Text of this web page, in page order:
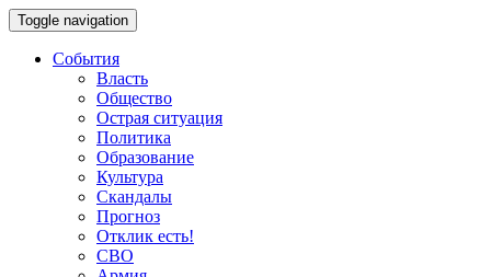
Toggle navigation
События
Власть
Общество
Острая ситуация
Политика
Образование
Культура
Скандалы
Прогноз
Отклик есть!
СВО